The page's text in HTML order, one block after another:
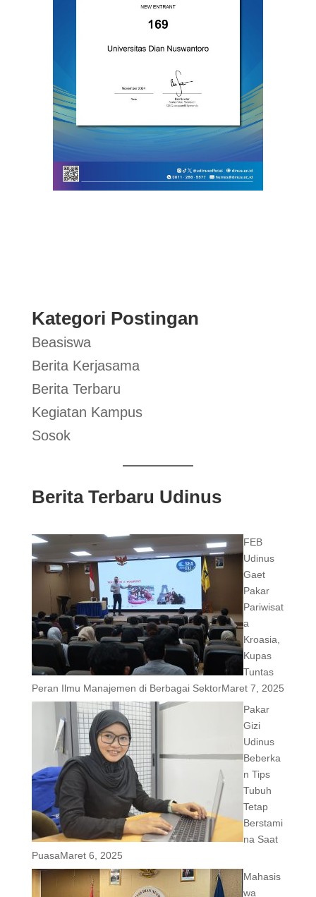
Kategori Postingan
Beasiswa
Berita Kerjasama
Berita Terbaru
Kegiatan Kampus
Sosok
Berita Terbaru Udinus
FEB
Udinus
Gaet
Pakar
Pariwisat
a
Kroasia,
Kupas
Tuntas
Peran Ilmu Manajemen di Berbagai SektorMaret 7, 2025
Pakar
Gizi
Udinus
Beberka
n Tips
Tubuh
Tetap
Berstami
na Saat
PuasaMaret 6, 2025
Mahasis
wa